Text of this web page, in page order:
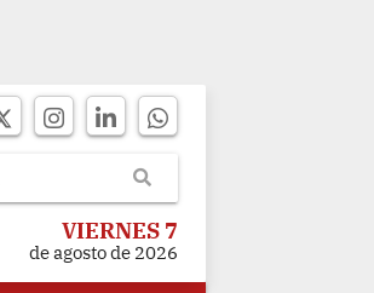
VIERNES 7
de agosto de 2026